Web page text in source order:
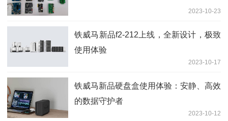
2023-10-23
铁威马新品f2-212上线，全新设计，极致
使用体验
2023-10-17
铁威马新品硬盘盒使用体验：安静、高效
的数据守护者
2023-10-12